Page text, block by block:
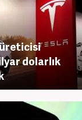
üreticisi
dolarlık